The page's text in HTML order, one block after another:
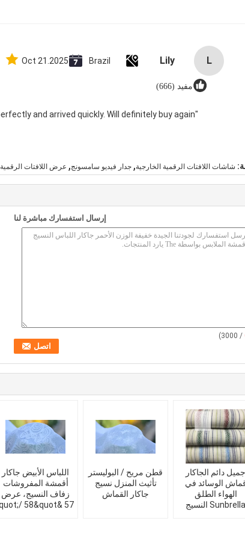
L
Lily
Brazil
Oct 21.2025
مفيد (666)
"Great value for money. Works perfectly and arrived quickly. Will definitely buy again."
شاشات اللافتات الرقمية الخارجية, جدار فيديو سامسونج, عرض اللافتات الرقمية
إرسال استفسارك مباشرة لنا
/ 3000)
اللباس الأبيض جاكار
أقمشة المفروشات
زفاف النسيج، عرض
57 &quot;/ 58&quot;
قطن مريح / البوليستر
تأثيث المنزل نسيج
جاكار القماش
جميل دائم الجاكار
الوسائد في
الهواء الطلق
Sunbrella النسيج